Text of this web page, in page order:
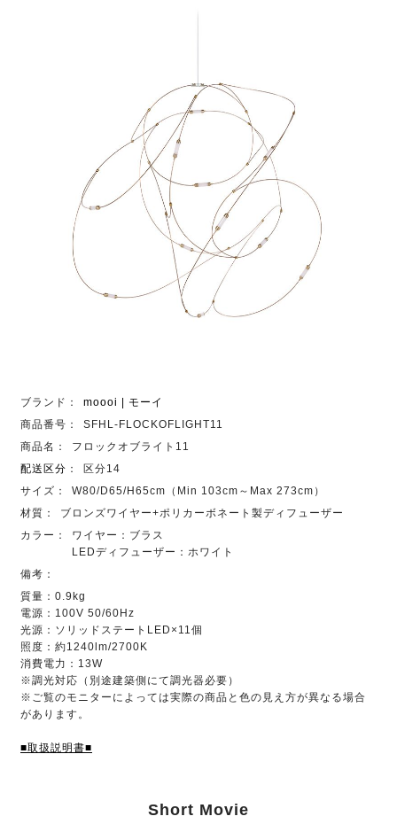
ブランド：
moooi | モーイ
商品番号：
SFHL-FLOCKOFLIGHT11
商品名：
フロックオブライト11
配送区分 ：
区分14
サイズ：
W80/D65/H65cm（Min 103cm～Max 273cm）
材質：
ブロンズワイヤー+ポリカーボネート製ディフューザー
カラー：
ワイヤー：ブラス
LEDディフューザー：ホワイト
備考：
質量：0.9kg
電源：100V 50/60Hz
光源：ソリッドステートLED×11個
照度：約1240lm/2700K
消費電力：13W
※調光対応（別途建築側にて調光器必要）
※ご覧のモニターによっては実際の商品と色の見え方が異なる場合
があります。
■取扱説明書■
Short Movie